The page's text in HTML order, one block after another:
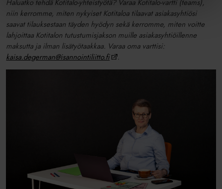
Haluatko tehdä Kotitalo-yhteistyötä? Varaa Kotitalo-vartti (teams),
niin kerromme, miten nykyiset Kotitaloa tilaavat asiakasyhtiösi
saavat tilauksestaan täyden hyödyn sekä kerromme, miten voitte
lahjoittaa Kotitalon tutustumisjakson muille asiakasyhtiöillenne
maksutta ja ilman lisätyötaakkaa. Varaa oma varttisi:
kaisa.degerman@isannointiliitto.fi
.